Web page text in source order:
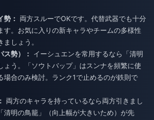
勢： 両方スルーでOKです。代替武器でも十分
す。お気に入りの新キャラやチームの多様性
しょう。
ス勢）： イーシュエンを常用するなら「清明
ょう。「ソウトバップ」はスンナを頻繁に使
場合のみ検討。ランク1で止めるのが鉄則で
両方のキャラを持っているなら両方引きまし
清明の鳥籠」（向上幅が大きいため）が先